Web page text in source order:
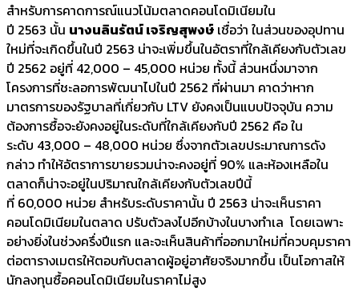
สำหรับการคาดการณ์แนวโน้มตลาดคอนโดมิเนียมใน
ปี 2563 นั้น นางนลินรัตน์ เจริญสุพงษ์ เชื่อว่า ในส่วนของอุปทาน
ใหม่ที่จะเกิดขึ้นในปี 2563 น่าจะเพิ่มขึ้นในอัตราที่ใกล้เคียงกับตัวเลข
ปี 2562 อยู่ที่ 42,000 – 45,000 หน่วย ทั้งนี้ ส่วนหนึ่งมาจาก
โครงการที่ชะลอการพัฒนาไปในปี 2562 ที่ผ่านมา คาดว่าหาก
มาตรการของรัฐบาลที่เกี่ยวกับ LTV ยังคงเป็นแบบปัจจุบัน ความ
ต้องการซื้อจะยังคงอยู่ในระดับที่ใกล้เคียงกับปี 2562 คือ ใน
ระดับ 43,000 – 48,000 หน่วย ซึ่งจากตัวเลขประมาณการดัง
กล่าว ทำให้อัตราการขายรวมน่าจะคงอยู่ที่ 90% และห้องเหลือใน
ตลาดก็น่าจะอยู่ในปริมาณใกล้เคียงกับตัวเลขปีนี้
ที่ 60,000 หน่วย สำหรับระดับราคานั้น ปี 2563 น่าจะเห็นราคา
คอนโดมิเนียมในตลาด ปรับตัวลงไปอีกบ้างในบางทำเล โดยเฉพาะ
อย่างยิ่งในช่วงครึ่งปีแรก และจะเห็นสินค้าที่ออกมาใหม่ที่ควบคุมราคา
ต่อตารางเมตรให้ตอบกับตลาดผู้อยู่อาศัยจริงมากขึ้น เป็นโอกาสให้
นักลงทุนซื้อคอนโดมิเนียมในราคาไม่สูง